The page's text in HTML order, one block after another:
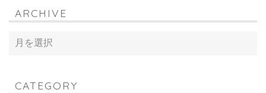
ARCHIVE
CATEGORY